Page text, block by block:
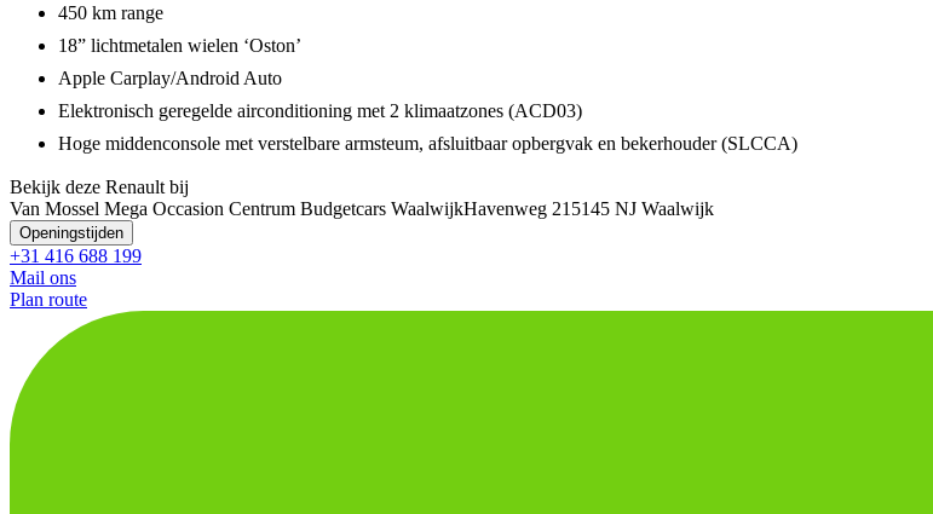
450 km range
18” lichtmetalen wielen ‘Oston’
Apple Carplay/Android Auto
Elektronisch geregelde airconditioning met 2 klimaatzones (ACD03)
Hoge middenconsole met verstelbare armsteum, afsluitbaar opbergvak en bekerhouder (SLCCA)
Bekijk deze Renault bij
Van Mossel Mega Occasion Centrum Budgetcars WaalwijkHavenweg 21 5145 NJ Waalwijk
Openingstijden
+31 416 688 199
Mail ons
Plan route